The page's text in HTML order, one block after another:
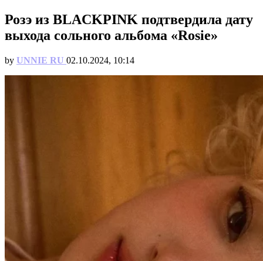
Розэ из BLACKPINK подтвердила дату
выхода сольного альбома «Rosie»
by UNNIE RU 02.10.2024, 10:14